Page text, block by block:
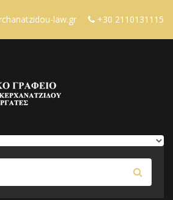
law.gr
+30 2110131115